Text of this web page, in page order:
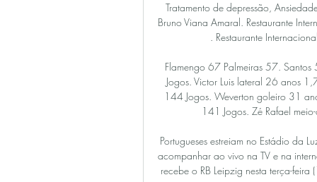
Tratamento de depressão, Ansiedade, Síndrome do Pânico,Obesidade, Luto, entre outros. Dr. Bruno Viana Amaral. Restaurante Internacional na Barra da Tijuca. Restaurante Adegão Português . Restaurante Internacional na Barra da Tijuca. Balanceado Restaurante.

Flamengo 67 Palmeiras 57. Santos 52. Thiago Santos meio-campista 30 anos 1,81 M 174 Jogos. Victor Luis lateral 26 anos 1,79 M 104 Jogos. Vitor Hugo zagueiro 28 anos 1,87 M 144 Jogos. Weverton goleiro 31 anos 1,89 M 81 Jogos. Willian atacante 32 anos 1,71 M 141 Jogos. Zé Rafael meio-campista 26 anos 1,75 M 31 Jogos. Prev Next.

Portugueses estreiam no Estádio da Luz nesta terça-feira (17), pelo Grupo G da UCL; veja como acompanhar ao vivo na TV e na internet Estreando na Liga dos Campeões 2019/20, o Benfica recebe o RB Leipzig nesta terça-feira (17), às 16h (de Brasília), pela primeira rodada do Grupo G. A partida

Jornadas / resultados / programação de TV / transmissões ao vivo. Ao vivo « Ant. Proximo » Sábado, 26 Outubro 2019: Ao vivo: 10:00: Wiliete 2 - 1 Santa Rita: Ao vivo: 11:00: Progresso 0 - 1 Ferroviário do Huambo: Domingo, 27 Outubro 2019: Ao vivo: 10:00: Recreativo do Libolo 1 - 0. Cuando Cubango x Cabinda: 10:00: Ferroviário do.

Casas para Venda, Moradias T3 em Loulé, Casas para Venda, Deseja comprar casa? No maior Portal Imobiliário Nacional temos milhares de apartamentos e moradias em Lisboa, no Porto e por todo o país.

Criciúma e Cuiabá venceram na Série B. Criciúma e Cuiabá venceram na Série B. 9 de julho de 2019 Eduardo Oliveira Sem categoria No Comment on Criciúma e Cuiabá venceram na Série B. Com gol nos acréscimos, Criciúma vira sobre o Coritiba e se afasta do Z-4.

O empresário da Costa do Marfim, Dabine Dabire, solto recentemente pelo Tribunal Supremo de Angola, diz sentir-se aliviado e que vai manter-se em Angola para mostrar que nunca pretendeu extorquir o …

Sampaio Corrêa-RJ x Bangu - Campeonato Carioca há 7 horas — Acompanhe o jogo Sampaio Corrêa-RJ x Bangu (Campeonato Carioca, Rodada 9): escalação, fotos, vídeos, placar e lances da partida em tempo ...

Na semifinal, caiu diante da Ferroviária – 2 a 0 em casa, 1 a 0 em Araraquara. A Inter de Limeira e Ferroviária começam a decidir a Copa Paulista no próximo sábado, dia 18, às 20h no estádio Major Levy Sobrinho, em Limeira, com transmissão do Fox Sports e a FPF TV (online).

Sampaio Correa-RJ x Bangu: palpites, onde assistir e há 16 horas — Onde assistir Sampaio Correa-RJ x Bangu e quando é o jogo. TV: GOAT (YouTube). Data: Terça-feira, 20 de fevereiro de 2024. Horário: 15h45 ...

Assistir Sampaio Corrêa-RJ x Bangu Ao Vivo - 20/02/2024 há 1 hora — Agora que você sabe tudo sobre a transmissão ao vivo para Sampaio Corrêa-RJ x Bangu, escolha a opção que melhor lhe atende. Caso não encontre ...

Desentupimentos 24 horas em Loulé. Porque os problemas com canalizações não escolhem hora nem dia, a Telesgotos disponibiliza aos seus clientes, particulares ou empresas, o serviço de desentupimentos 24 horas em Loulé, ideal para emergências, sobretudo inundações.

Wöllner - Barra da Tijuca. Traz para os centros urbanos o conceito do prazer de explorar novos lugares e unir as sensações de bem viver amparada pelos pilares esporte, cultura, viagens e responsabilidade social. Barra Shopping - Av. das Américas, 4666 - 2º piso - Barra da Tijuca Tel. 2408-5523

A Costa do Marfim é o maior produtor e exportador de cacau do mundo. Entre os principais produtos de exportação estão: banana, abacaxi, café e, até a segunda metade do século XX, era o maior explorador de marfim, daí o nome do país. Demografia 76% da população é cidadã da Costa do Marfim e fala, predominantemente, francês.

O América Mineiro está ao lado de seu torcedor, portanto tem como desejo somar os três pontos, assim seguindo no seu objetivo, o qual é deixar a